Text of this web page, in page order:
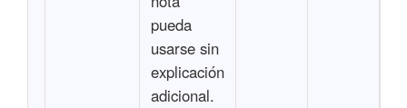
pueda
usarse sin
explicación
adicional.